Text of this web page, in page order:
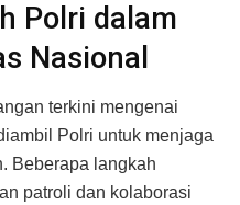
Polri dalam
Nasional
terkini mengenai
Polri untuk menjaga
Beberapa langkah
patroli dan kolaborasi